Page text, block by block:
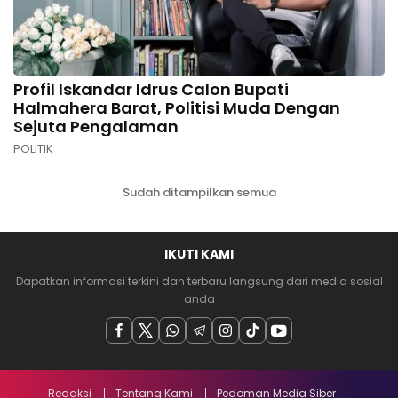
Profil Iskandar Idrus Calon Bupati
Halmahera Barat, Politisi Muda Dengan
Sejuta Pengalaman
POLITIK
Sudah ditampilkan semua
IKUTI KAMI
Dapatkan informasi terkini dan terbaru langsung dari media sosial
anda
Redaksi Tentang Kami Pedoman Media Siber